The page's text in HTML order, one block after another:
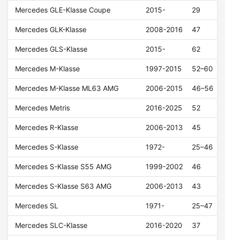
Mercedes GLE-Klasse Coupe 2015- 29
Mercedes GLK-Klasse 2008-2016 47
Mercedes GLS-Klasse 2015- 62
Mercedes M-Klasse 1997-2015 52–60
Mercedes M-Klasse ML63 AMG 2006-2015 46–56
Mercedes Metris 2016-2025 52
Mercedes R-Klasse 2006-2013 45
Mercedes S-Klasse 1972- 25–46
Mercedes S-Klasse S55 AMG 1999-2002 46
Mercedes S-Klasse S63 AMG 2006-2013 43
Mercedes SL 1971- 25–47
Mercedes SLC-Klasse 2016-2020 37